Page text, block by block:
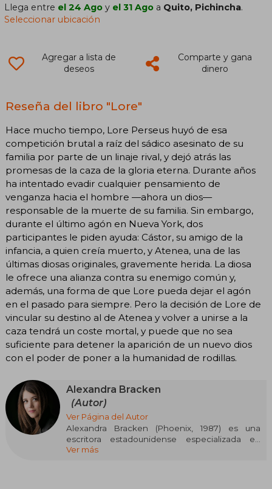
Llega entre el 24 Ago y el 31 Ago a Quito, Pichincha.
Seleccionar ubicación
Agregar a lista de
deseos
Comparte y gana
dinero
Reseña del libro "Lore"
Hace mucho tiempo, Lore Perseus huyó de esa
competición brutal a raíz del sádico asesinato de su
familia por parte de un linaje rival, y dejó atrás las
promesas de la caza de la gloria eterna. Durante años
ha intentado evadir cualquier pensamiento de
venganza hacia el hombre —ahora un dios—
responsable de la muerte de su familia. Sin embargo,
durante el último agón en Nueva York, dos
participantes le piden ayuda: Cástor, su amigo de la
infancia, a quien creía muerto, y Atenea, una de las
últimas diosas originales, gravemente herida. La diosa
le ofrece una alianza contra su enemigo común y,
además, una forma de que Lore pueda dejar el agón
en el pasado para siempre. Pero la decisión de Lore de
vincular su destino al de Atenea y volver a unirse a la
caza tendrá un coste mortal, y puede que no sea
suficiente para detener la aparición de un nuevo dios
con el poder de poner a la humanidad de rodillas.
Alexandra Bracken
(Autor)
Ver Página del Autor
Alexandra Bracken (Phoenix, 1987) es una
escritora estadounidense especializada en
literatura juvenil de fantasía y ciencia ficción.
Ver más